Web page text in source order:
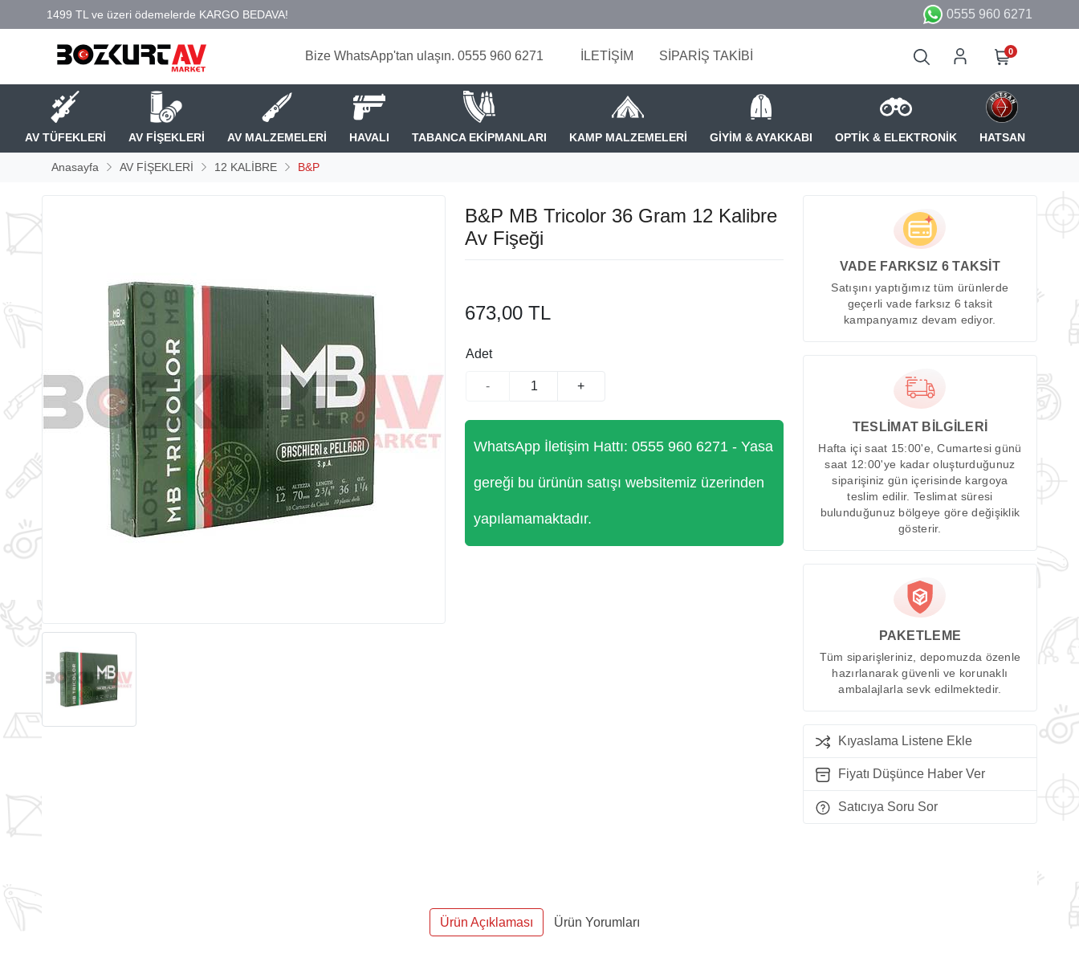
0555 960 6271
Bize WhatsApp'tan ulaşın. 0555 960 6271 İLETİŞİM SİPARİŞ TAKİBİ 0
AV TÜFEKLERİ AV FİŞEKLERİ AV MALZEMELERİ HAVALI TABANCA EKİPMANLARI KAMP MALZEMELERİ GİYİM & AYAKKABI OPTİK & ELEKTRONİK HATSAN
Anasayfa AV FİŞEKLERİ 12 KALİBRE B&P
B&P MB Tricolor 36 Gram 12 Kalibre
Av Fişeği
673,00 TL
Adet
- +
WhatsApp İletişim Hattı: 0555 960 6271 - Yasa
gereği bu ürünün satışı websitemiz üzerinden
yapılamamaktadır.
VADE FARKSIZ 6 TAKSİT
Satışını yaptığımız tüm ürünlerde
geçerli vade farksız 6 taksit
kampanyamız devam ediyor.
TESLİMAT BİLGİLERİ
Hafta içi saat 15:00'e, Cumartesi günü
saat 12:00'ye kadar oluşturduğunuz
siparişiniz gün içerisinde kargoya
teslim edilir. Teslimat süresi
bulunduğunuz bölgeye göre değişiklik
gösterir.
PAKETLEME
Tüm siparişleriniz, depomuzda özenle
hazırlanarak güvenli ve korunaklı
ambalajlarla sevk edilmektedir.
Kıyaslama Listene Ekle
Fiyatı Düşünce Haber Ver
Satıcıya Soru Sor
Ürün Açıklaması Ürün Yorumları